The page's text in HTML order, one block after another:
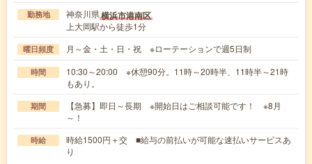
勤務地 神奈川県横浜市港南区
上大岡駅から徒歩1分
曜日頻度 月～金・土・日・祝 ※ローテーションで週5日制
時間
10:30～20:00 ※休憩90分。11時～20時半、11時半～21時
もあり。
期間
【急募】即日～長期 ※開始日はご相談可能です！ ※8月
～！
時給
時給1500円＋交 ■給与の前払いが可能な速払いサービスあ
り